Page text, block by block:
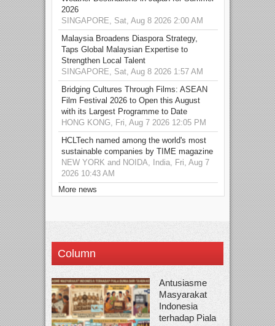
2026
SINGAPORE, Sat, Aug 8 2026 2:00 AM
Malaysia Broadens Diaspora Strategy,
Taps Global Malaysian Expertise to
Strengthen Local Talent
SINGAPORE, Sat, Aug 8 2026 1:57 AM
Bridging Cultures Through Films: ASEAN
Film Festival 2026 to Open this August
with its Largest Programme to Date
HONG KONG, Fri, Aug 7 2026 12:05 PM
HCLTech named among the world's most
sustainable companies by TIME magazine
NEW YORK and NOIDA, India, Fri, Aug 7
2026 10:43 AM
More news
Column
Antusiasme
Masyarakat
Indonesia
terhadap Piala